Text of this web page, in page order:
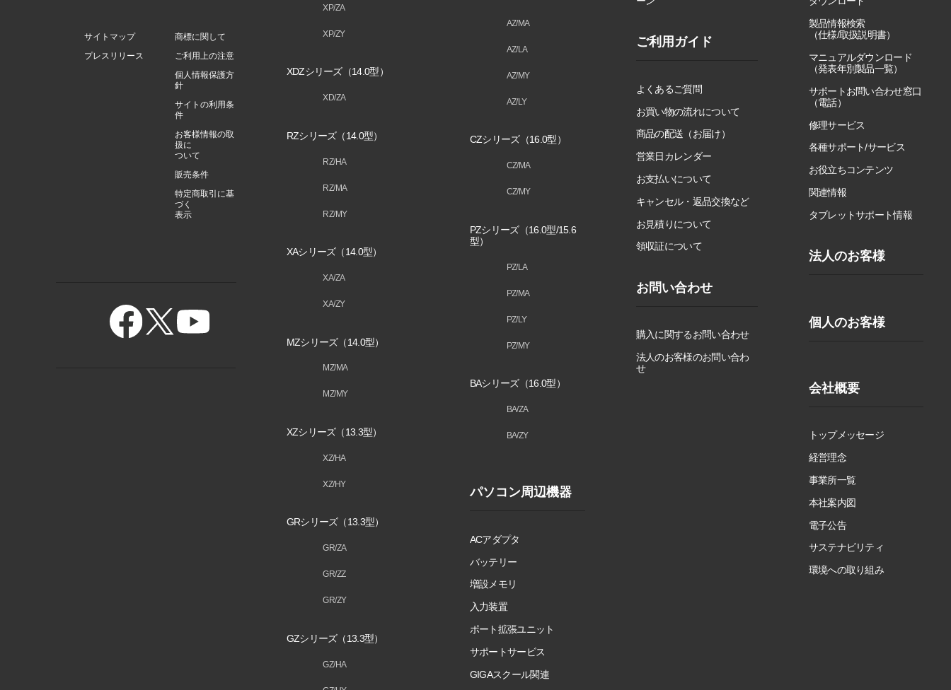
サイトマップ
プレスリリース
商標に関して
ご利用上の注意
個人情報保護方
針
サイトの利用条
件
お客様情報の取
扱に
ついて
販売条件
特定商取引に基
づく
表示
XP/ZA
XP/ZY
XDZシリーズ（14.0型）
XD/ZA
RZシリーズ（14.0型）
RZ/HA
RZ/MA
RZ/MY
XAシリーズ（14.0型）
XA/ZA
XA/ZY
MZシリーズ（14.0型）
MZ/MA
MZ/MY
XZシリーズ（13.3型）
XZ/HA
XZ/HY
GRシリーズ（13.3型）
GR/ZA
GR/ZZ
GR/ZY
GZシリーズ（13.3型）
GZ/HA
AZ/MA
AZ/LA
AZ/MY
AZ/LY
CZシリーズ（16.0型）
CZ/MA
CZ/MY
PZシリーズ（16.0型/15.6
型）
PZ/LA
PZ/MA
PZ/LY
PZ/MY
BAシリーズ（16.0型）
BA/ZA
BA/ZY
パソコン周辺機器
ACアダプタ
バッテリー
増設メモリ
入力装置
ポート拡張ユニット
サポートサービス
GIGAスクール関連
ご利用ガイド
よくあるご質問
お買い物の流れについて
商品の配送（お届け）
営業日カレンダー
お支払いについて
キャンセル・返品交換など
お見積りについて
領収証について
お問い合わせ
購入に関するお問い合わせ
法人のお客様のお問い合わ
せ
製品情報検索
（仕様/取扱説明書）
マニュアルダウンロード
（発表年別製品一覧）
サポートお問い合わせ窓口
（電話）
修理サービス
各種サポート/サービス
お役立ちコンテンツ
関連情報
タブレットサポート情報
法人のお客様
個人のお客様
会社概要
トップメッセージ
経営理念
事業所一覧
本社案内図
電子公告
サステナビリティ
環境への取り組み